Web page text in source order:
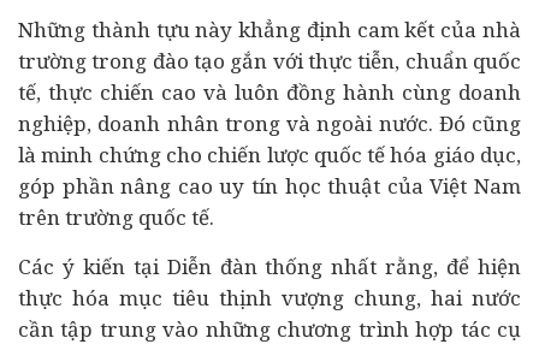
Những thành tựu này khẳng định cam kết của nhà
trường trong đào tạo gắn với thực tiễn, chuẩn quốc
tế, thực chiến cao và luôn đồng hành cùng doanh
nghiệp, doanh nhântrong và ngoài nước. Đó cũng
là minh chứng cho chiến lược quốc tế hóa giáo dục,
góp phần nâng cao uy tín học thuật của Việt Nam
trên trường quốc tế.
Các ý kiến tại Diễn đàn thống nhất rằng, để hiện
thực hóa mục tiêu thịnh vượng chung, hai nước
cần tập trung vào những chương trình hợp tác cụ